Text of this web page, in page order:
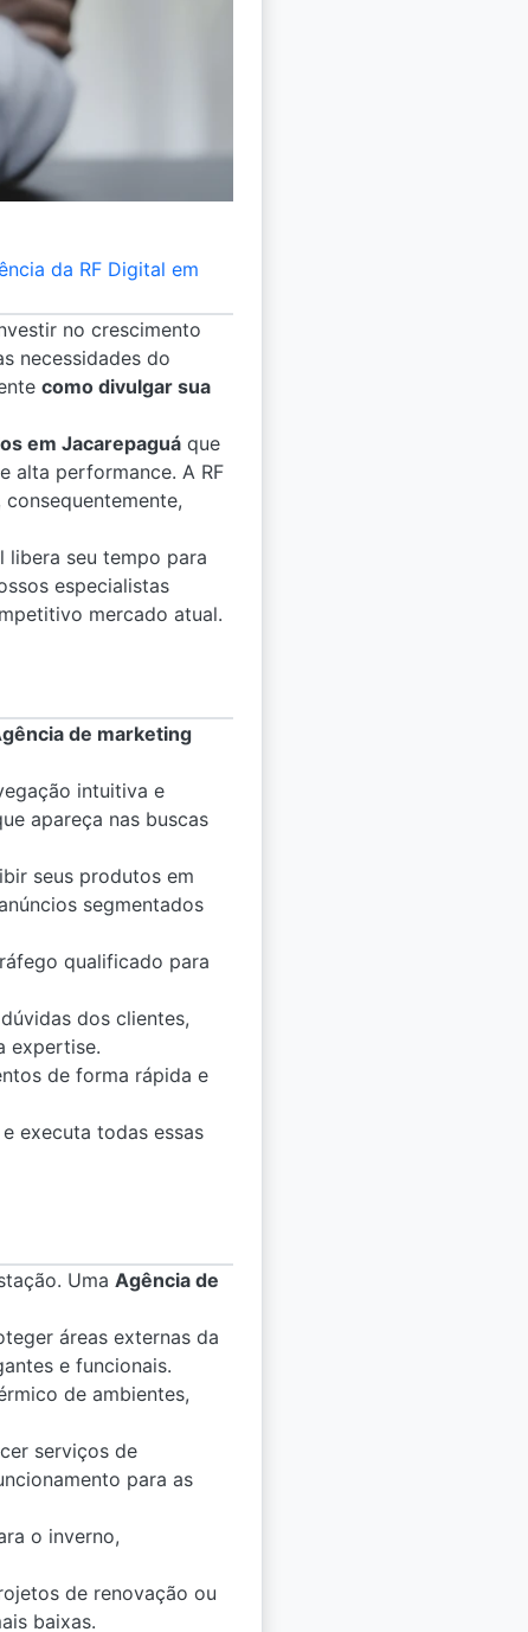
da RF Digital em
no crescimento
necessidades do
como divulgar sua
em Jacarepaguá que
alta performance. A RF
libera seu tempo para
especialistas
mercado atual.
de marketing
intuitiva e
apareça nas buscas
seus produtos em
segmentados
qualificado para
dos clientes,
expertise.
de forma rápida e
e executa todas essas
Uma Agência de
áreas externas da
e funcionais.
de ambientes,
serviços de
para as
o inverno,
de renovação ou
baixas.